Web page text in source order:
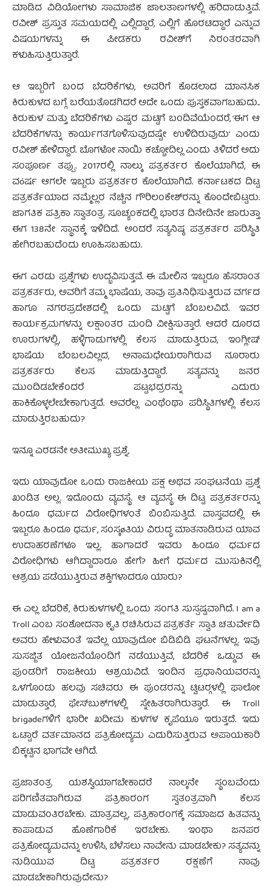
ಮಾಡಿದ ವಿಡಿಯೋಗಳು ಸಾಮಾಜಿಕ ಜಾಲತಾಣಗಳಲ್ಲಿ ಹರಿದಾಡುತ್ತಿವೆ.
ರವೀಶ್ ಪ್ರಸ್ತುತ ಸಮಯದಲ್ಲಿ ಎಲ್ಲಿದ್ದಾರೆ, ಎಲ್ಲಿಗೆ ಹೊರಟಿದ್ದಾರೆ ಎನ್ನುವ
ವಿಷಯಗಳನ್ನು ಈ ಪೀಡಕರು ರವೀಶ್‍ಗೆ ನಿರಂತರವಾಗಿ
ಕಳುಹಿಸುತ್ತಿರುತ್ತಾರೆ.
ಆ ಇಬ್ಬರಿಗೆ ಬಂದ ಬೆದರಿಕೆಗಳು, ಅವರಿಗೆ ಕೊಡಲಾದ ಮಾನಸಿಕ
ಕಿರುಕುಳದ ಬಗ್ಗೆ ಬರೆಯತೊಡಗಿದರೆ ಅದೇ ಒಂದು ಪುಸ್ತಕವಾಗಬಹುದು..
ಕಿರುಕುಳ ಮತ್ತು ಬೆದರಿಕೆಗಳು ಎಷ್ಟರ ಮಟ್ಟಿಗೆ ಬಂದಿವೆಯೆಂದರೆ, ‘ಈಗ ಆ
ಬೆದರಿಕೆಗಳನ್ನು ಕಾರ್ಯಗತಗೊಳಿಸುವುದಷ್ಟೇ ಉಳಿದಿರುವುದು’ ಎಂದು
ರವೀಶ್ ಹೇಳಿದ್ದಾರೆ. ಬೊಗಳೋ ನಾಯಿ ಕಚ್ಚೋದಿಲ್ಲ ಎಂದು ತಿಳಿದರೆ ಅದು
ಸಂಪೂರ್ಣ ತಪ್ಪು. 2017ರಲ್ಲಿ ನಾಲ್ಕು ಪತ್ರಕರ್ತರ ಕೊಲೆಯಾಗಿದೆ, ಈ
ವóರ್ಷ ಆಗಲೇ ಇಬ್ಬರು ಪತ್ರಕರ್ತರ ಕೊಲೆಯಾಗಿದೆ. ಕರ್ನಾಟಕದ ದಿಟ್ಟ
ಪತ್ರಕರ್ತೆಯಾದ ನಮ್ಮೆಲ್ಲರ ನೆಚ್ಚಿನ ಗೌರಿಲಂಕೇಶ್‍ರನ್ನು ಕೊಂದೇಬಿಟ್ಟರು.
ಜಾಗತಿಕ ಪತ್ರಿಕಾ ಸ್ವಾತಂತ್ರ ಸೂಚ್ಯಂಕದಲ್ಲಿ ಭಾರತ ದಿನೇದಿನೇ ಜಾರುತ್ತಾ
ಈಗ 138ನೇ ಸ್ಥಾನಕ್ಕೆ ಇಳಿದಿದೆ. ಅಂದರೆ ಸತ್ಯನಿಷ್ಠ ಪತ್ರಕರ್ತರ ಪರಿಸ್ಥಿತಿ
ಹೇಗಿರಬಹುದೆಂದು ಊಹಿಸಬಹುದು.
ಈಗ ಎರಡು ಪ್ರಶ್ನೆಗಳು ಉದ್ಭವಿಸುತ್ತವೆ. ಈ ಮೇಲಿನ ಇಬ್ಬರೂ ಹೆಸರಾಂತ
ಪತ್ರಕರ್ತರು, ಅವರಿಗೆ ತಮ್ಮ ಭಾಷೆಯ, ತಾವು ಪ್ರತಿನಿಧಿಸುತ್ತಿರುವ ವರ್ಗದ
ಹಾಗೂ ನಗರಪ್ರದೇಶದಲ್ಲಿ ಒಂದು ಮಟ್ಟಿಗೆ ಬೆಂಬಲವಿದೆ. ಇವರ
ಕಾರ್ಯಕ್ರಮಗಳನ್ನು ಲಕ್ಷಾಂತರ ಮಂದಿ ವೀಕ್ಷಿಸುತ್ತಾರೆ. ಆದರೆ ದೂರದ
ಊರುಗಳಲ್ಲಿ, ಹಳ್ಳಿಗಾಡುಗಳಲ್ಲಿ ಕೆಲಸ ಮಾಡುತ್ತಿರುವ, ಇಂಗ್ಲೀಷ್
ಭಾಷೆಯ ಬೆಂಬಲವಿಲ್ಲದ, ಅನಾಮಧೇಯರಾಗಿರುವ ನೂರಾರು
ಪತ್ರಕರ್ತರು ಕೆಲಸ ಮಾಡುತ್ತಿದ್ದಾರೆ. ಸತ್ಯವನ್ನು ಜನರ
ಮುಂದಿಡಬೇಕೆಂದರೆ ಪಟ್ಟಭದ್ರರನ್ನು ಎದುರು
ಹಾಕಿಕೊಳ್ಳಲೇಬೇಕಾಗುತ್ತದೆ. ಅವರೆಲ್ಲ ಎಂಥೆಂಥಾ ಪರಿಸ್ಥಿತಿಗಳಲ್ಲಿ ಕೆಲಸ
ಮಾಡುತ್ತಿರಬಹುದು?
ಇನ್ನೂ ಎರಡನೇ ಅತೀಮುಖ್ಯ ಪ್ರಶ್ನೆ,
ಇದು ಯಾವುದೋ ಒಂದು ರಾಜಕೀಯ ಪಕ್ಷ ಅಥವ ಸಂಘಟನೆಯ ಪ್ರಶ್ನೆ
ಖಂಡಿತ ಅಲ್ಲ. ಇದೊಂದು ವ್ಯವಸ್ಥೆ. ಆ ವ್ಯವಸ್ಥೆ ಈ ದಿಟ್ಟ ಪತ್ರಕರ್ತರನ್ನು
ಹಿಂದೂ ಧರ್ಮದ ವಿರೋಧಿಗಳಂತೆ ಬಿಂಬಿಸುತ್ತಿದೆ. ವಾಸ್ತವದಲ್ಲಿ ಈ
ಇಬ್ಬರೂ ಹಿಂದೂ ಧರ್ಮ, ಸಂಸ್ಕøತಿಯ ವಿರುದ್ಧ ಮಾತನಾಡಿರುವ ಯಾವ
ಉದಾಹರಣೆಗಳೂ ಇಲ್ಲ. ಹಾಗಾದರೆ ಇವರು ಹಿಂದೂ ಧರ್ಮದ
ವಿರೋಧಿಗಳು ಆಗಿದ್ದಾದಾರೂ ಹೇಗೆ? ಹೀಗೆ ಧರ್ಮದ ಮುಸುಕಿನಲ್ಲಿ
ಆಶ್ರಯ ಪಡೆಯುತ್ತಿರುವ ಶಕ್ತಿಗಳಾದರೂ ಯಾರು?
ಈ ಎಲ್ಲ ಬೆದರಿಕೆ, ಕಿರುಕುಳಗಳಲ್ಲಿ ಒಂದು ಸಂಗತಿ ಸುಸ್ಪಷ್ಟವಾಗಿದೆ. I am a
Troll ಎಂಬ ಸಂಶೋದನಾ ಕೃತಿ ರಚಿಸಿರುವ ಪತ್ರಕರ್ತೆ ಸ್ವಾತಿ ಚತುರ್ವೇದಿ
ಅವರು ಹೇಳುವಂತೆ ಇವೆಲ್ಲ ಯಾವುದೋ ಬಿಡಿಬಿಡಿ ಘಟನೆಗಳಲ್ಲ. ಇವು
ಸುಸಜ್ಜಿತ ಯೋಜನೆಯೊಂದಿಗೆ ನಡೆಯುತ್ತಿವೆ, ಬೆದರಿಕೆ ಒಡ್ಡುವ ಈ
ಪುಂಡರಿಗೆ ರಾಜಕೀಯ ಆಶ್ರಯವಿದೆ. ಇಂದಿನ ಪ್ರಧಾನಿಯವರನ್ನು
ಒಳಗೊಂಡು ಹಲವು ಸಚಿವರು ಈ ಪುಂಡರನ್ನು ಟ್ವಿಟರ್‍ಗಳಲ್ಲಿ ಫಾಲೋ
ಮಾಡುತ್ತಾರೆ, ಫೇಸ್‍ಬುಕ್‍ಗಳಲ್ಲಿ ಸ್ನೇಹಿತರಾಗಿರುತ್ತಾರೆ. ಈ Troll
brigadeಗಳಿಗೆ ಭಾರೀ ಖದೀಮ ಕುಳಗಳ ಕೃಪೆಯೂ ಇರುತ್ತದೆ. ಇದು
ಒಟ್ಟಾರೆ ವರ್ತಮಾನದ ಪತ್ರಿಕೋದ್ಯಮ ಎದುರಿಸುತ್ತಿರುವ ಅಪಾಯಕಾರಿ
ಬಿಕ್ಕಟ್ಟಿನ ಭಾಗವೇ ಆಗಿದೆ.
ಪ್ರಜಾತಂತ್ರ ಯಶಸ್ವಿಯಾಗಬೇಕಾದರೆ ನಾಲ್ಕನೇ ಸ್ಥಂಬವೆಂದು
ಪರಿಗಣಿತವಾಗಿರುವ ಪತ್ರಿಕಾರಂಗ ಸ್ವತಂತ್ರವಾಗಿ ಕೆಲಸ
ಮಾಡುವಂತಿರಬೇಕು. ಮಾತ್ರವಲ್ಲ, ಪತ್ರಿಕಾರಂಗಕ್ಕೆ ಸಮಾಜದ ಹಿತವನ್ನು
ಕಾಪಾಡುವ ಹೊಣೆಗಾರಿಕೆ ಇರಬೇಕು. ಇಂಥಾ ಜನಪರ
ಪತ್ರಿಕೋದ್ಯಮವನ್ನು ಉಳಿಸಿ, ಬೆಳೆಸಲು ನಾವೇನು ಮಾಡಬೇಕು? ಸತ್ಯವನ್ನು
ನುಡಿಯುವ ದಿಟ್ಟ ಪತ್ರಕರ್ತರ ರಕ್ಷಣೆಗೆ ನಾವು
ಮಾಡಬೇಕಾಗಿರುವುದೇನು?